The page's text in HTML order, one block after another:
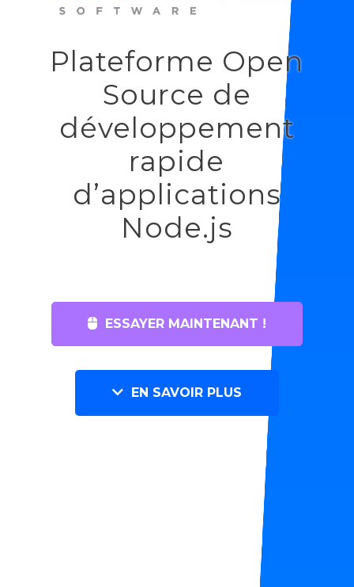
Plateforme Open
Source de
développement
rapide
d’applications
Node.js
ESSAYER MAINTENANT !
EN SAVOIR PLUS